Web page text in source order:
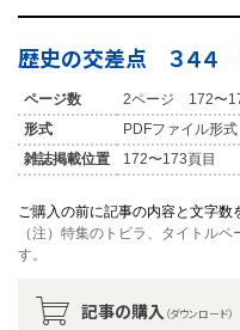
歴史の交差点 ３４
ページ数
2ページ 172〜
形式
PDFファイル形
雑誌掲載位置
172〜173頁目
ご購入の前に記事の内容と文字数
（注）特集のトビラ、タイトル
す。
記事の購入 （ダウンロード）